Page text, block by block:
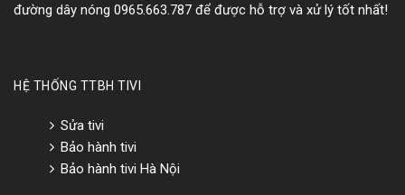
đường dây nóng 0965.663.787 để được hỗ trợ và xử lý tốt nhất!
HỆ THỐNG TTBH TIVI
Sửa tivi
Bảo hành tivi
Bảo hành tivi Hà Nội